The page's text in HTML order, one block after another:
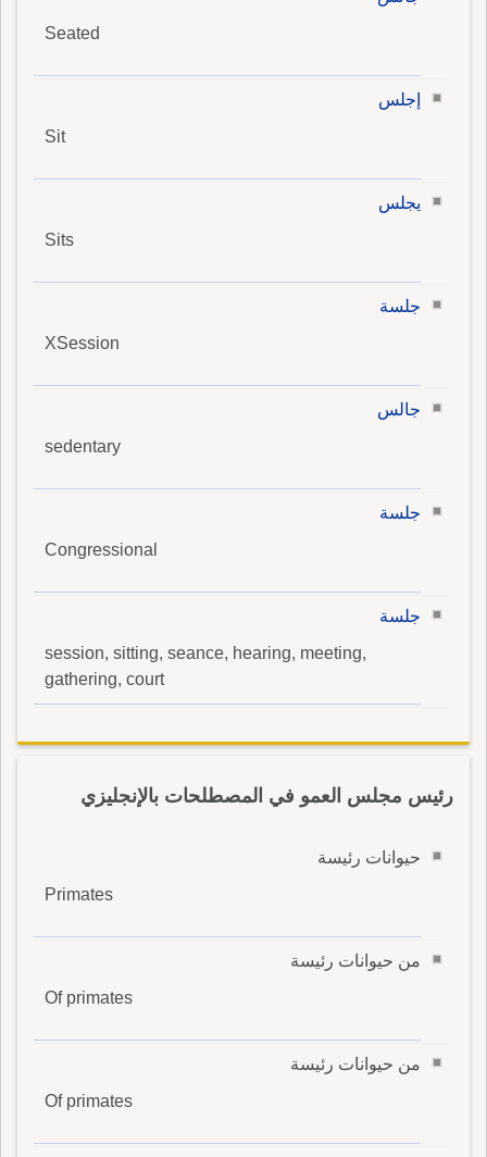
Seated
إجلس
Sit
يجلس
Sits
جلسة
XSession
جالس
sedentary
جلسة
Congressional
جلسة
session, sitting, seance, hearing, meeting,
gathering, court
رئيس مجلس العمو في المصطلحات بالإنجليزي
حيوانات رئيسة
Primates
من حيوانات رئيسة
Of primates
من حيوانات رئيسة
Of primates